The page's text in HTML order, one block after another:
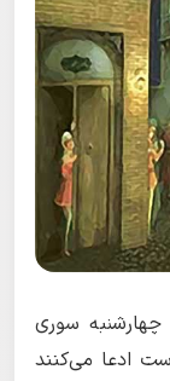
چهارشنبه سوری
ادعا می‌کنند